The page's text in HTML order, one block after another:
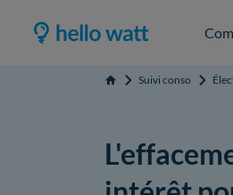
Accueil Suivi conso